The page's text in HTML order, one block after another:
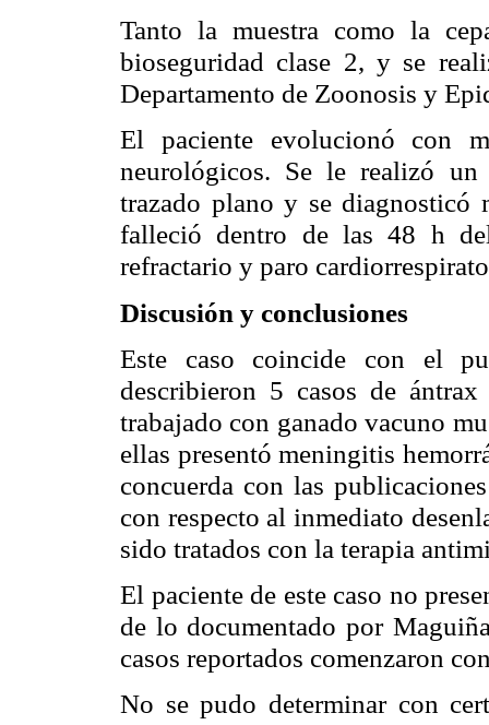
Tanto la muestra como la
bioseguridad clase 2, y se
Departamento de Zoonosis y
El paciente evolucionó con
neurológicos. Se le realizó un
trazado plano y se diagnosticó
falleció dentro de las 48 h
refractario y paro
Discusión y conclusiones
Este caso coincide con el
describieron 5 casos de
trabajado con ganado vacuno
ellas presentó meningitis
concuerda con las
con respecto al inmediato
sido tratados con la terapia
El paciente de este caso no
de lo documentado por
casos reportados comenzaron
No se pudo determinar con